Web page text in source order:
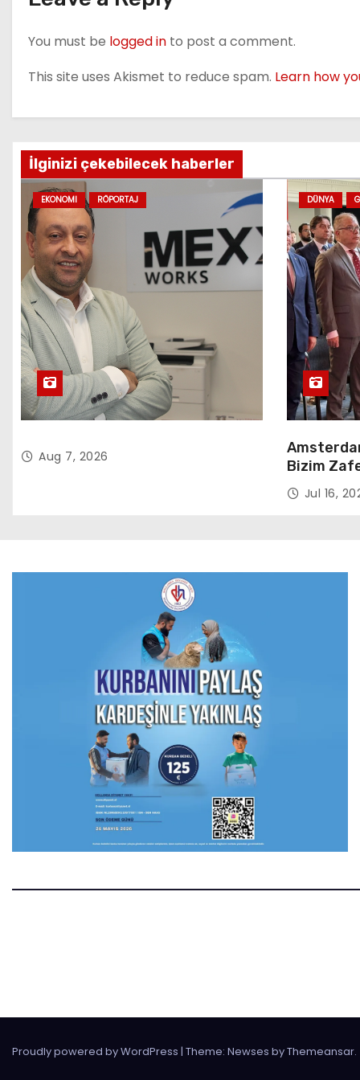
a
v
i
g
a
t
i
o
n
You must be logged in to post a comment.
This site uses Akismet to reduce spam. Learn how
İlginizi çekebilecek haberler
EKONOMI RÖPORTAJ
Aug 7, 2026
DÜNYA
Bizim
Jul 16,
Proudly powered by WordPress | Theme: Newses byThemeansar.